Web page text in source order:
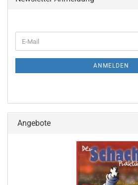
ZUR
E-
Mail
ANMELDEN
Angebote